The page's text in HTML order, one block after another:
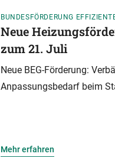
BUNDESFÖRDERUNG
Neue
zum 21. Juli
Neue BEG-Förderung:
Anpassungsbedarf beim
Mehr erfahren